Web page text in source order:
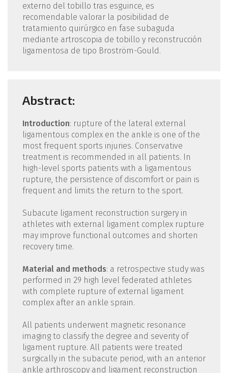
externo del tobillo tras esguince, es
recomendable valorar la posibilidad de
tratamiento quirúrgico en fase subaguda
mediante artroscopia de tobillo y reconstrucción
ligamentosa de tipo Broström-Gould.
Abstract:
Introduction: rupture of the lateral external
ligamentous complex en the ankle is one of the
most frequent sports injuries. Conservative
treatment is recommended in all patients. In
high-level sports patients with a ligamentous
rupture, the persistence of discomfort or pain is
frequent and limits the return to the sport.
Subacute ligament reconstruction surgery in
athletes with external ligament complex rupture
may improve functional outcomes and shorten
recovery time.
Material and methods: a retrospective study was
performed in 29 high level federated athletes
with complete rupture of external ligament
complex after an ankle sprain.
All patients underwent magnetic resonance
imaging to classify the degree and severity of
ligament rupture. All patients were treated
surgically in the subacute period, with an anterior
ankle arthroscopy and ligament reconstruction